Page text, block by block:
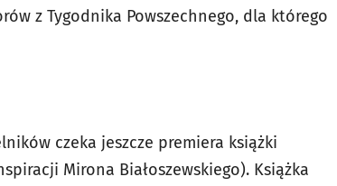
z Tygodnika Powszechnego, dla którego
czeka jeszcze premiera książki
Mirona Białoszewskiego). Książka